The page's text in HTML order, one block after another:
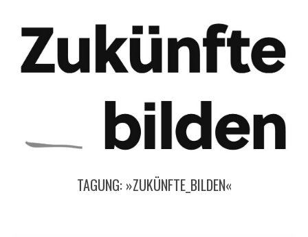
TAGUNG: »ZUKÜNFTE_BILDEN«